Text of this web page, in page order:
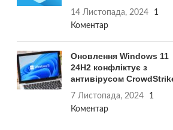
14 Листопада, 2024
1
Коментар
Оновлення Windows 11
24H2 конфліктує з
антивірусом
7 Листопада, 2024
1
Коментар